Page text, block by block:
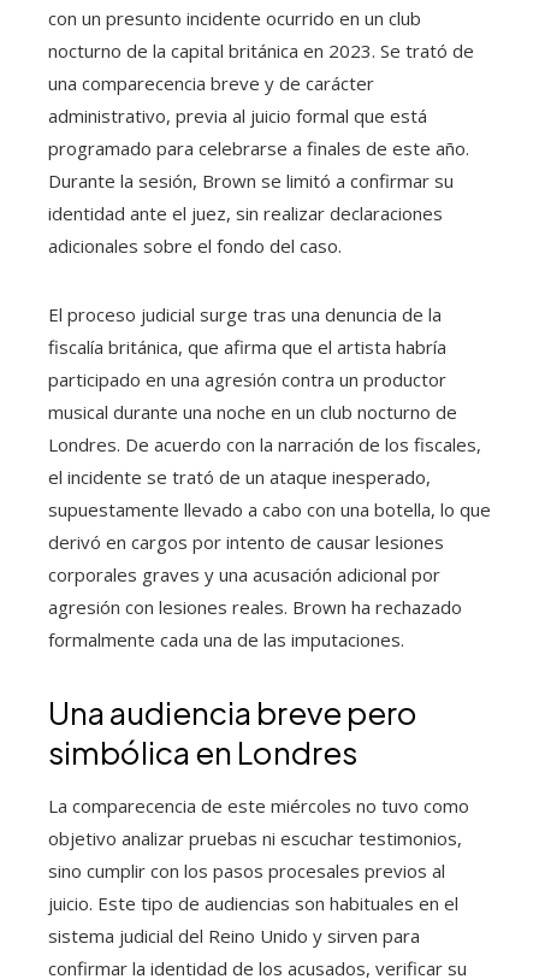
con un presunto incidente ocurrido en un club
nocturno de la capital británica en 2023. Se trató de
una comparecencia breve y de carácter
administrativo, previa al juicio formal que está
programado para celebrarse a finales de este año.
Durante la sesión, Brown se limitó a confirmar su
identidad ante el juez, sin realizar declaraciones
adicionales sobre el fondo del caso.
El proceso judicial surge tras una denuncia de la
fiscalía británica, que afirma que el artista habría
participado en una agresión contra un productor
musical durante una noche en un club nocturno de
Londres. De acuerdo con la narración de los fiscales,
el incidente se trató de un ataque inesperado,
supuestamente llevado a cabo con una botella, lo que
derivó en cargos por intento de causar lesiones
corporales graves y una acusación adicional por
agresión con lesiones reales. Brown ha rechazado
formalmente cada una de las imputaciones.
Una audiencia breve pero
simbólica en Londres
La comparecencia de este miércoles no tuvo como
objetivo analizar pruebas ni escuchar testimonios,
sino cumplir con los pasos procesales previos al
juicio. Este tipo de audiencias son habituales en el
sistema judicial del Reino Unido y sirven para
confirmar la identidad de los acusados, verificar su